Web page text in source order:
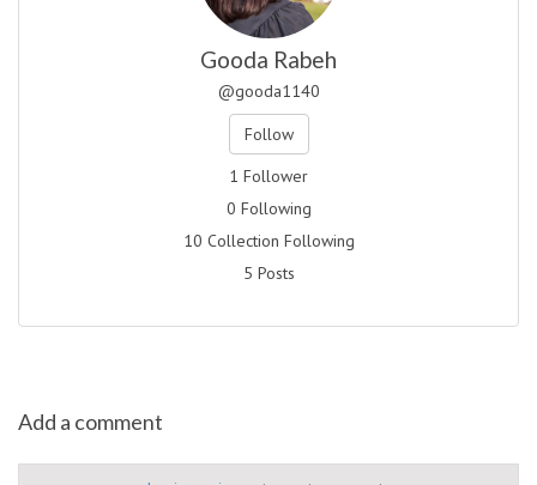
Gooda Rabeh
@gooda1140
Follow
1 Follower
0 Following
10 Collection Following
5 Posts
Add a comment